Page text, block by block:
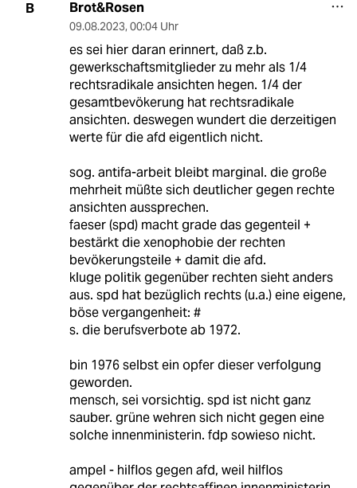
B Brot&Rosen
09.08.2023, 00:04 Uhr
es sei hier daran erinnert, daß z.b.
gewerkschaftsmitglieder zu mehr als 1/4
rechtsradikale ansichten hegen. 1/4 der
gesamtbevökerung hat rechtsradikale
ansichten. deswegen wundert die derzeitigen
werte für die afd eigentlich nicht.
sog. antifa-arbeit bleibt marginal. die große
mehrheit müßte sich deutlicher gegen rechte
ansichten aussprechen.
faeser (spd) macht grade das gegenteil +
bestärkt die xenophobie der rechten
bevökerungsteile + damit die afd.
kluge politik gegenüber rechten sieht anders
aus. spd hat bezüglich rechts (u.a.) eine eigene,
böse vergangenheit: #
s. die berufsverbote ab 1972.
bin 1976 selbst ein opfer dieser verfolgung
geworden.
mensch, sei vorsichtig. spd ist nicht ganz
sauber. grüne wehren sich nicht gegen eine
solche innenministerin. fdp sowieso nicht.
ampel - hilflos gegen afd, weil hilflos